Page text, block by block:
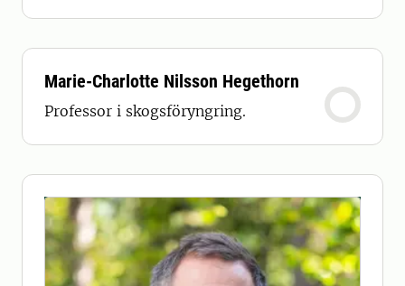
Marie-Charlotte Nilsson Hegethorn
Professor i skogsföryngring.